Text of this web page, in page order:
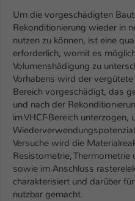
Um die vorgeschädigten
Rekonditionierung wieder in
nutzen zu können, ist eine
erforderlich, womit es
Volumenshädigung zu
Vorhabens wird der
Bereich vorgeschädigt, das
und nach der
im VHCF-Bereich unterzogen,
Versuche wird die
Resistometrie,
sowie im Anschluss
charakterisiert und darüber
nutzbar gemacht.
Name
Anbieter TYPO3
Laufzeit 1 Tag
Zweck
Dieser
ein
angemeldet
zu